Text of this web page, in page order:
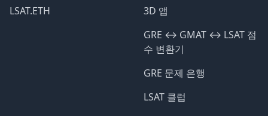
LSAT.ETH
3D 앱
GRE ↔️ GMAT ↔️ LSAT 점
수 변환기
GRE 문제 은행
LSAT 클럽